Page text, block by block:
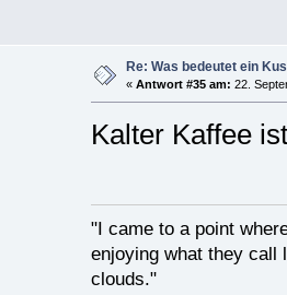
Re: Was bedeutet ein
« Antwort #35 am: 22.
Kalter Kaffee
"I came to a point
enjoying what they call
clouds."